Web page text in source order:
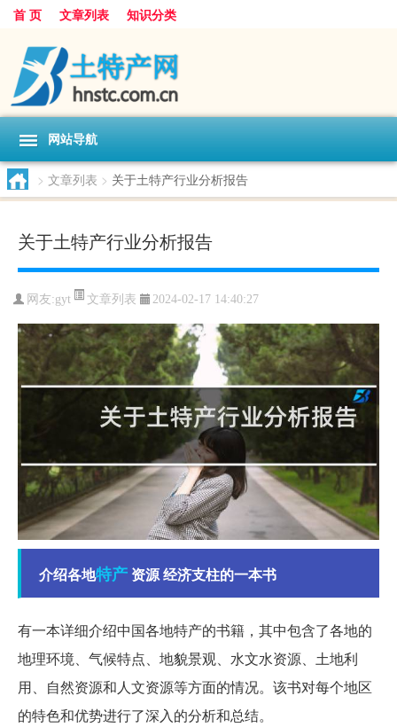
首 页 文章列表 知识分类
网站导航
> 文章列表 > 关于土特产行业分析报告
关于土特产行业分析报告
网友:gyt 文章列表 2024-02-17 14:40:27
介绍各地特产 资源 经济支柱的一本书
有一本详细介绍中国各地特产的书籍，其中包含了各地的
地理环境、气候特点、地貌景观、水文水资源、土地利
用、自然资源和人文资源等方面的情况。该书对每个地区
的特色和优势进行了深入的分析和总结。